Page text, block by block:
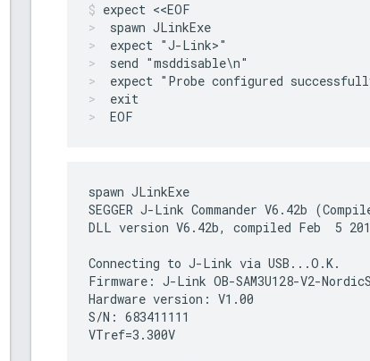
expect <<EOF
spawn JLinkExe
expect "J-Link>"
send "msddisable\n"
expect "Probe configured
exit
EOF
spawn JLinkExe
SEGGER J-Link Commander V6.42b
DLL version V6.42b, compiled Feb  5
Connecting to J-Link via USB...O.K.
Firmware: J-Link OB-SAM3U128-V2-
Hardware version: V1.00
S/N: 683411111
VTref=3.300V